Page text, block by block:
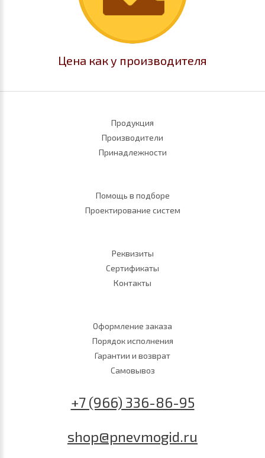
Цена как у производителя
Продукция
Производители
Принадлежности
Помощь в подборе
Проектирование систем
Реквизиты
Сертификаты
Контакты
Оформление заказа
Порядок исполнения
Гарантии и возврат
Самовывоз
+7 (966) 336-86-95
shop@pnevmogid.ru